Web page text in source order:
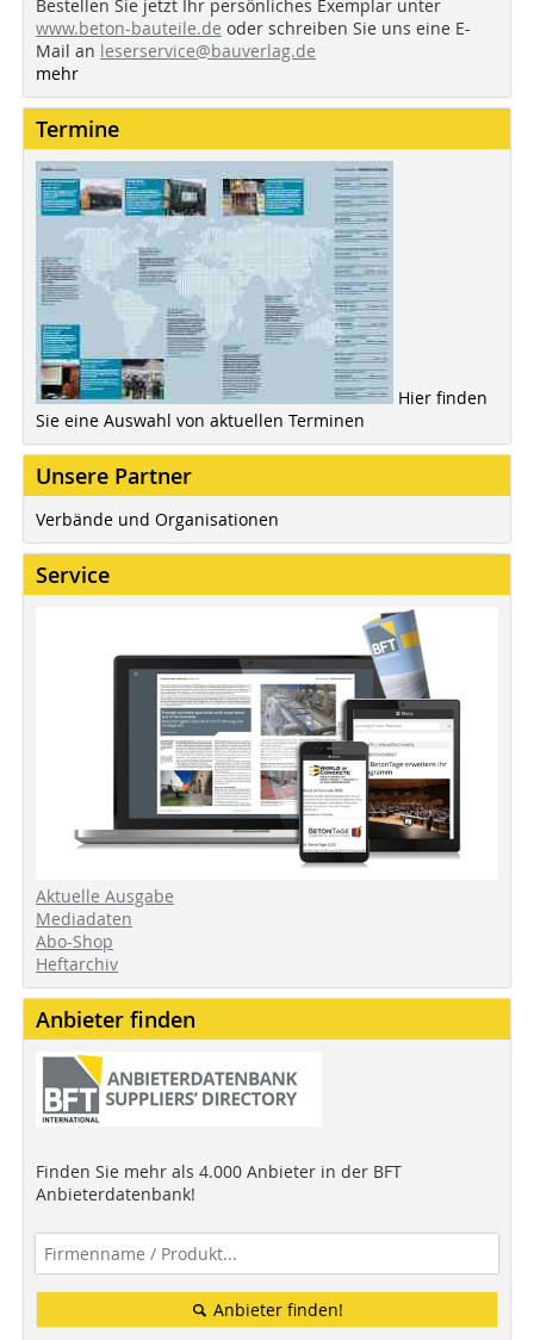
Bestellen Sie jetzt Ihr persönliches Exemplar unter
www.beton-bauteile.de oder schreiben Sie uns eine E-
Mail an leserservice@bauverlag.de
mehr
Termine
Hier finden
Sie eine Auswahl von aktuellen Terminen
Unsere Partner
Verbände und Organisationen
Service
Aktuelle Ausgabe
Mediadaten
Abo-Shop
Heftarchiv
Anbieter finden
Finden Sie mehr als 4.000 Anbieter in der BFT
Anbieterdatenbank!
Anbieter finden!